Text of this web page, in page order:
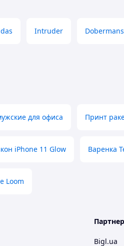
Intruder
для офиса Принт
iPhone 11 Glow Варенка
Loom
Bigl.ua